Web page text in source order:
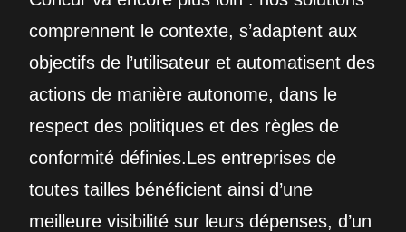
comprennent le contexte, s’adaptent aux
objectifs de l’utilisateur et automatisent des
actions de manière autonome, dans le
respect des politiques et des règles de
conformité définies.Les entreprises de
toutes tailles bénéficient ainsi d’une
meilleure visibilité sur leurs dépenses, d’un